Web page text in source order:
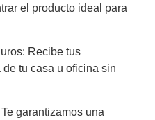
el producto ideal para
Recibe tus
tu casa u oficina sin
garantizamos una